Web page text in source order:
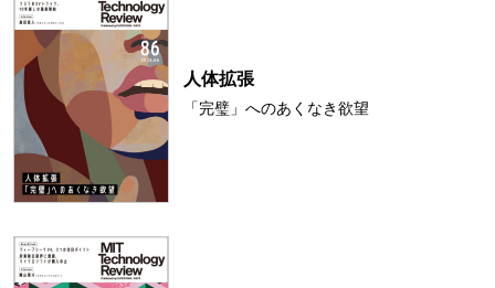
人体拡張
「完璧」へのあくなき欲望